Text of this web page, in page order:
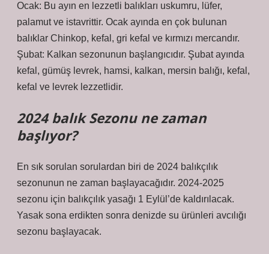
Ocak: Bu ayın en lezzetli balıkları uskumru, lüfer,
palamut ve istavrittir. Ocak ayında en çok bulunan
balıklar Chinkop, kefal, gri kefal ve kırmızı mercandır.
Şubat: Kalkan sezonunun başlangıcıdır. Şubat ayında
kefal, gümüş levrek, hamsi, kalkan, mersin balığı, kefal,
kefal ve levrek lezzetlidir.
2024 balık Sezonu ne zaman
başlıyor?
En sık sorulan sorulardan biri de 2024 balıkçılık
sezonunun ne zaman başlayacağıdır. 2024-2025
sezonu için balıkçılık yasağı 1 Eylül’de kaldırılacak.
Yasak sona erdikten sonra denizde su ürünleri avcılığı
sezonu başlayacak.